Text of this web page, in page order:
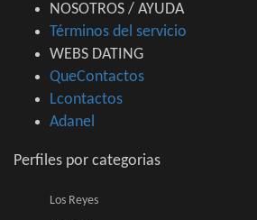
NOSOTROS / AYUDA
Términos del servicio
WEBS DATING
QueContactos
Lcontactos
Adanel
Perfiles por categorias
Los Reyes